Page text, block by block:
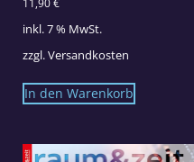
inkl. 7 % MwSt.
zzgl.Versandkosten
In den Warenkorb